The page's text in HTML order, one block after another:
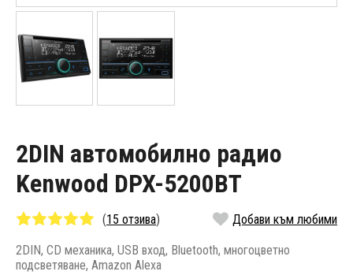
2DIN автомобилно радио
Kenwood DPX-5200BT
(15 отзива) Добави към любими
2DIN, CD механика, USB вход, Bluetooth, многоцветно
подсветяване, Amazon Alexa